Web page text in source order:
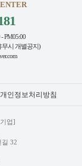
PM05:00
무시 개별공지)
개인정보처리방침
업]
길 32